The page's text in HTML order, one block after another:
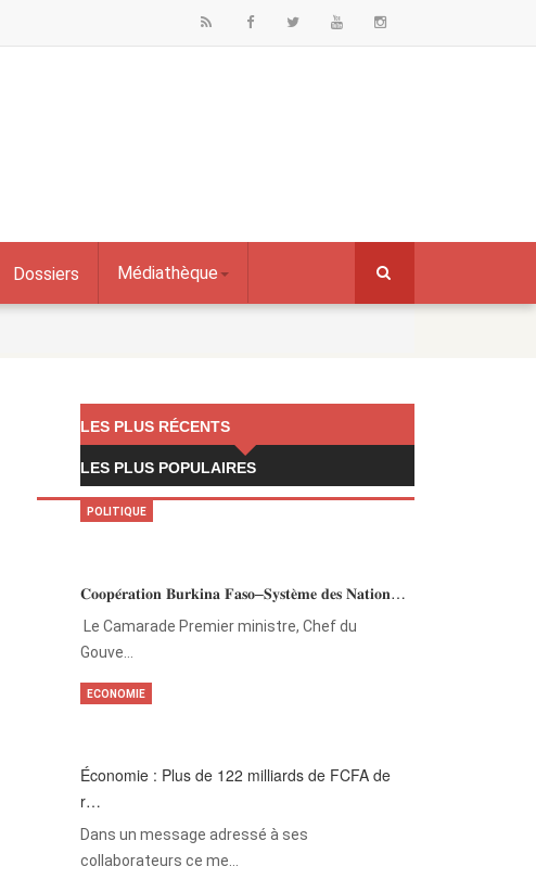
Dossiers Médiathèque
LES PLUS RÉCENTS
LES PLUS POPULAIRES
𝐂𝐨𝐨𝐩𝐞́𝐫𝐚𝐭𝐢𝐨𝐧 𝐁𝐮𝐫𝐤𝐢𝐧𝐚 𝐅𝐚𝐬𝐨–𝐒𝐲𝐬𝐭𝐞̀𝐦𝐞 𝐝𝐞𝐬 𝐍𝐚𝐭𝐢𝐨𝐧…
‎Le Camarade Premier ministre, Chef du
Gouve…
POLITIQUE
Économie : Plus de 122 milliards de FCFA de
r…
Dans un message adressé à ses
collaborateurs ce me…
ECONOMIE